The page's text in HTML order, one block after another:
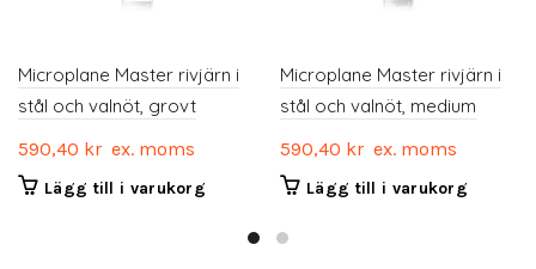
Microplane Master rivjärn i
stål och valnöt, grovt
590,40 kr ex. moms
Lägg till i varukorg
Microplane Master rivjärn i
stål och valnöt, medium
590,40 kr ex. moms
Lägg till i varukorg